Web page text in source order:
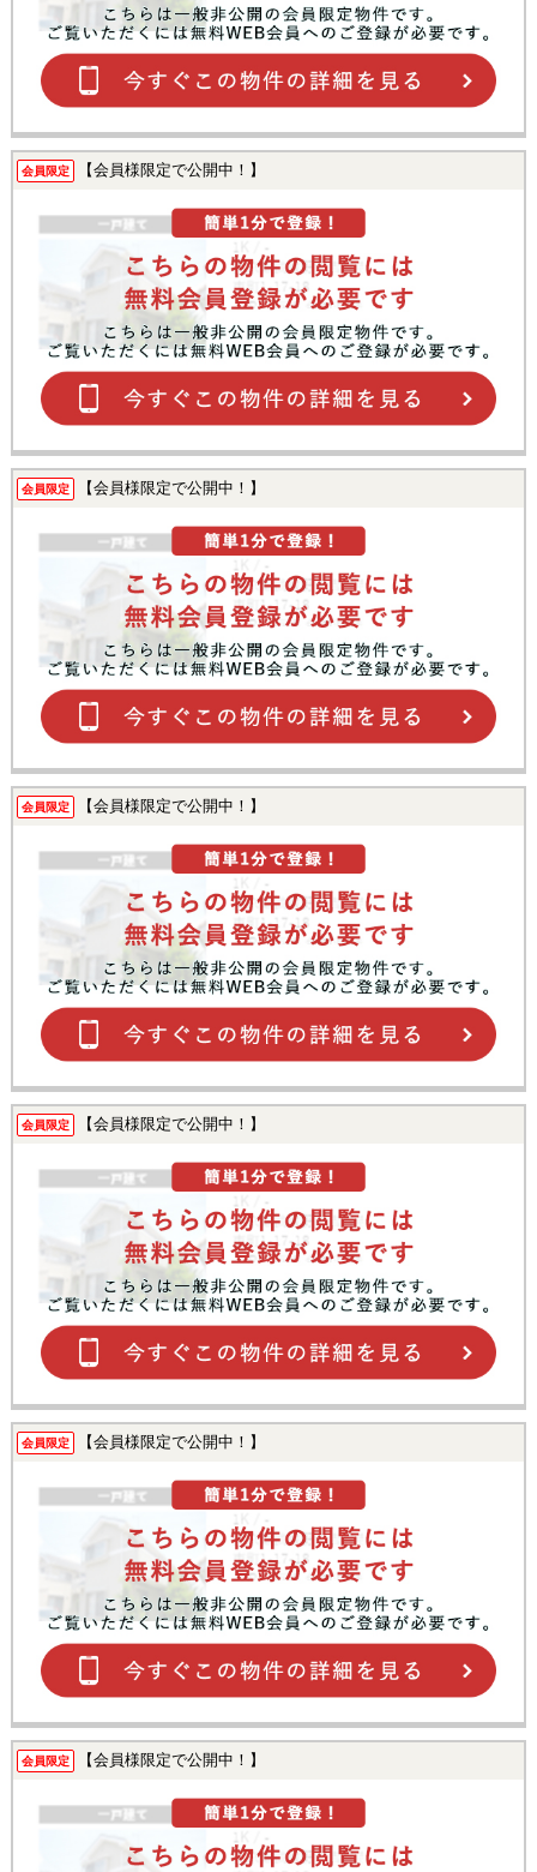
会員限定 【会員様限定で公開中！】
会員限定 【会員様限定で公開中！】
会員限定 【会員様限定で公開中！】
会員限定 【会員様限定で公開中！】
会員限定 【会員様限定で公開中！】
会員限定 【会員様限定で公開中！】